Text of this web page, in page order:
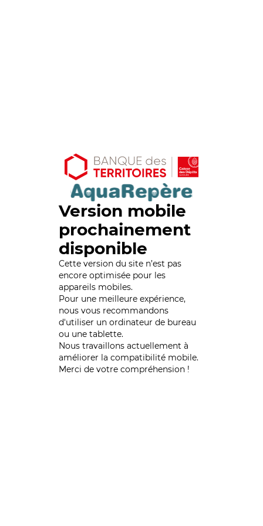
Version mobile
prochainement
disponible
Cette version du site n’est pas
encore optimisée pour les
appareils mobiles.
Pour une meilleure expérience,
nous vous recommandons
d'utiliser un ordinateur de bureau
ou une tablette.
Nous travaillons actuellement à
améliorer la compatibilité mobile.
Merci de votre compréhension !